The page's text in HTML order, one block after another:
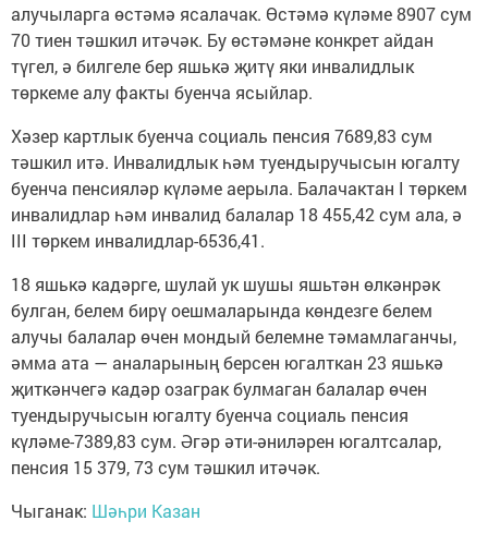
алучыларга өстәмә ясалачак. Өстәмә күләме 8907 сум
70 тиен тәшкил итәчәк. Бу өстәмәне конкрет айдан
түгел, ә билгеле бер яшькә җитү яки инвалидлык
төркеме алу факты буенча ясыйлар.
Хәзер картлык буенча социаль пенсия 7689,83 сум
тәшкил итә. Инвалидлык һәм туендыручысын югалту
буенча пенсияләр күләме аерыла. Балачактан I төркем
инвалидлар һәм инвалид балалар 18 455,42 сум ала, ә
III төркем инвалидлар-6536,41.
18 яшькә кадәрге, шулай ук шушы яшьтән өлкәнрәк
булган, белем бирү оешмаларында көндезге белем
алучы балалар өчен мондый белемне тәмамлаганчы,
әмма ата — аналарының берсен югалткан 23 яшькә
җиткәнчегә кадәр озаграк булмаган балалар өчен
туендыручысын югалту буенча социаль пенсия
күләме-7389,83 сум. Әгәр әти-әниләрен югалтсалар,
пенсия 15 379, 73 сум тәшкил итәчәк.
Чыганак: Шәһри Казан